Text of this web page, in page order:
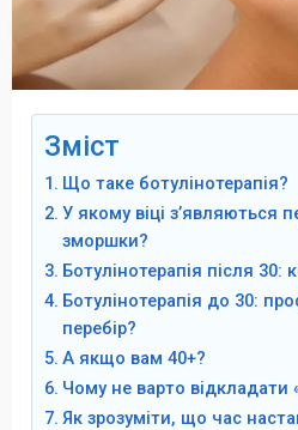
Зміст
Що таке ботулінотерапія?
У якому віці з’являються
зморшки?
Ботулінотерапія після 30:
Ботулінотерапія до 30:
перебір?
А якщо вам 40+?
Чому не варто відкладати
Як зрозуміти, що час